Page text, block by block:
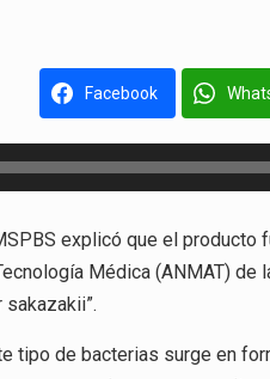
Facebook
explicó que el
Médica (ANMAT) de
tipo de bacterias surge en